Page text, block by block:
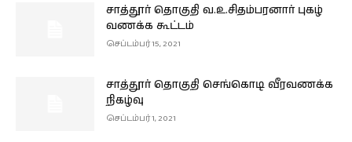
சாத்தூர் தொகுதி வ.உ.சிதம்பரனார் புகழ்
வணக்க கூட்டம்
செப்டம்பர் 15, 2021
சாத்தூர் தொகுதி செங்கொடி வீரவணக்க
நிகழ்வு
செப்டம்பர் 1, 2021